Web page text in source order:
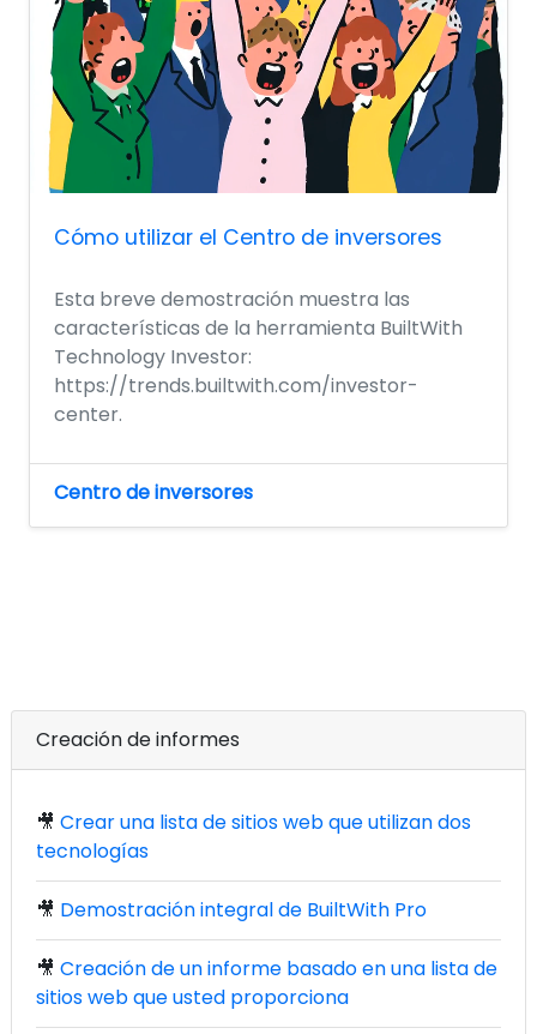
Cómo utilizar el Centro de inversores
Esta breve demostración muestra las
características de la herramienta BuiltWith
Technology Investor:
https://trends.builtwith.com/investor-
center.
Centro de inversores
Creación de informes
🎥 Crear una lista de sitios web que utilizan dos
tecnologías
🎥 Demostración integral de BuiltWith Pro
🎥 Creación de un informe basado en una lista de
sitios web que usted proporciona